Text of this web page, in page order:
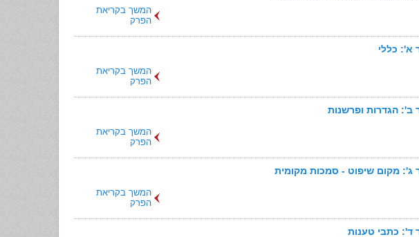
המשך בקריאת
הפרק
א': כללי
המשך בקריאת
הפרק
ב': הגדרות ופרשנות
המשך בקריאת
הפרק
ג': מקום שיפוט - סמכות מקומית
המשך בקריאת
הפרק
ד': כתבי טענות